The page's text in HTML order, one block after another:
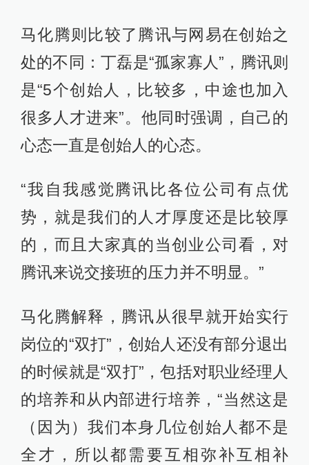
马化腾则比较了腾讯与网易在创始之
处的不同：丁磊是“孤家寡人”，腾讯则
是“5个创始人，比较多，中途也加入
很多人才进来”。他同时强调，自己的
心态一直是创始人的心态。
“我自我感觉腾讯比各位公司有点优
势，就是我们的人才厚度还是比较厚
的，而且大家真的当创业公司看，对
腾讯来说交接班的压力并不明显。”
马化腾解释，腾讯从很早就开始实行
岗位的“双打”，创始人还没有部分退出
的时候就是“双打”，包括对职业经理人
的培养和从内部进行培养，“当然这是
（因为）我们本身几位创始人都不是
全才，所以都需要互相弥补互相补